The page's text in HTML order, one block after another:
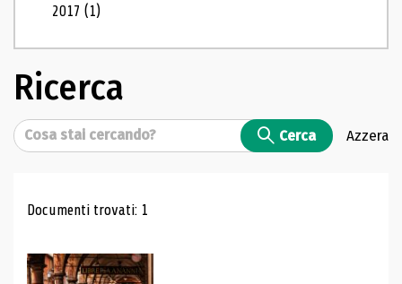
2017(1)
Ricerca
Cerca Cerca Azzera
Risultati di ricerca
Documenti trovati: 1